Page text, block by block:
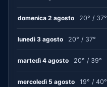
domenica 2 agosto 20° / 37°
lunedì 3 agosto 20° / 37°
martedì 4 agosto 20° / 39°
mercoledì 5 agosto 19° / 40°